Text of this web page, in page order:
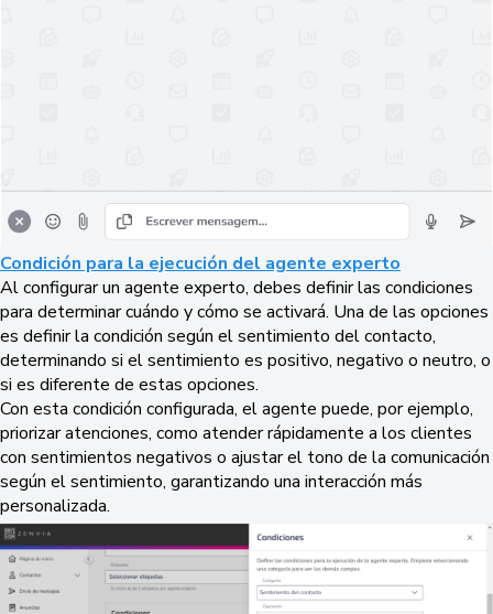
Condición para la ejecución del agente experto
Al configurar un agente experto, debes definir las condiciones
para determinar cuándo y cómo se activará. Una de las opciones
es definir la condición según el sentimiento del contacto,
determinando si el sentimiento es positivo, negativo o neutro, o
si es diferente de estas opciones.
Con esta condición configurada, el agente puede, por ejemplo,
priorizar atenciones, como atender rápidamente a los clientes
con sentimientos negativos o ajustar el tono de la comunicación
según el sentimiento, garantizando una interacción más
personalizada.